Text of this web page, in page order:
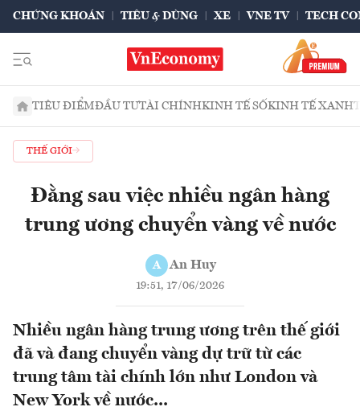
CHỨNG KHOÁN TIÊU & DÙNG XE VNE TV TECH
TIÊU ĐIỂMĐẦU TƯTÀI CHÍNHKINH TẾ SỐKINH TẾ XANH
THẾ GIỚI
Đằng sau việc nhiều ngân hàng
trung ương chuyển vàng về nước
A An Huy
19:51, 17/06/2026
Nhiều ngân hàng trung ương trên thế giới
đã và đang chuyển vàng dự trữ từ các
trung tâm tài chính lớn như London và
New York về nước...